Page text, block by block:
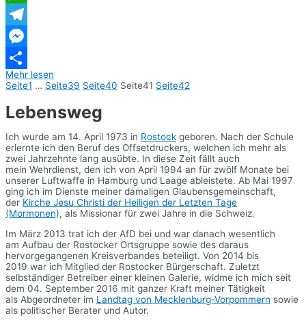
WhatsApp
Telegram
Messenger
Teilen
Mehr lesen
Seite1 … Seite39 Seite40 Seite41 Seite42
Lebensweg
Ich wurde am 14. April 1973 in Rostock geboren. Nach der Schule
erlernte ich den Beruf des Offsetdruckers, welchen ich mehr als
zwei Jahrzehnte lang ausübte. In diese Zeit fällt auch
mein Wehrdienst, den ich von April 1994 an für zwölf Monate bei
unserer Luftwaffe in Hamburg und Laage ableistete. Ab Mai 1997
ging ich im Dienste meiner damaligen Glaubensgemeinschaft,
der Kirche Jesu Christi der Heiligen der Letzten Tage
(Mormonen), als Missionar für zwei Jahre in die Schweiz.
Im März 2013 trat ich der AfD bei und war danach wesentlich
am Aufbau der Rostocker Ortsgruppe sowie des daraus
hervorgegangenen Kreisverbandes beteiligt. Von 2014 bis
2019 war ich Mitglied der Rostocker Bürgerschaft. Zuletzt
selbständiger Betreiber einer kleinen Galerie, widme ich mich seit
dem 04. September 2016 mit ganzer Kraft meiner Tätigkeit
als Abgeordneter im Landtag von Mecklenburg-Vorpommern sowie
als politischer Berater und Autor.